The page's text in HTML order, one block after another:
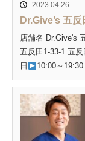
2023.04.26
Dr.Give’s 五反
店舗名 Dr.Give's
五反田1-33-1 五
日
10:00～19:30